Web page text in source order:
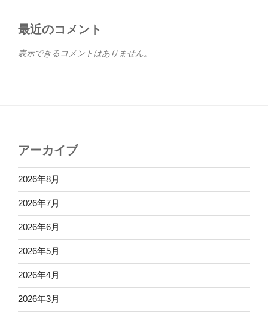
最近のコメント
表示できるコメントはありません。
アーカイブ
2026年8月
2026年7月
2026年6月
2026年5月
2026年4月
2026年3月